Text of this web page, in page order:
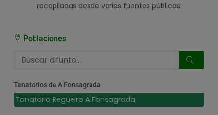
recopiladas desde varias fuentes públicas:
Poblaciones
Tanatorios de A Fonsagrada
Tanatorio Regueiro A Fonsagrada